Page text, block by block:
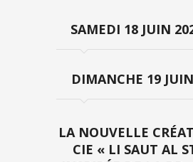
SAMEDI 18 JUIN
DIMANCHE 19
LA NOUVELLE
CIE « LI SAUT AL